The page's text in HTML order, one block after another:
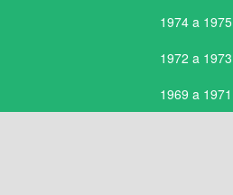
1974 a 1975
1972 a 1973
1969 a 1971